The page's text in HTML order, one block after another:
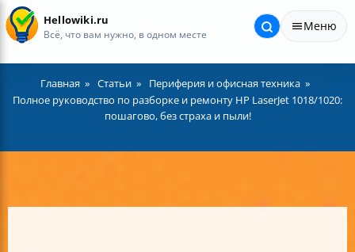
Hellowiki.ru
Всё, что вам нужно, в одном месте
Меню
Главная Статьи
Периферия и офисная техника
Полное руководство по разборке и ремонту HP LaserJet 1018/1020:
пошагово, без страха и пыли!